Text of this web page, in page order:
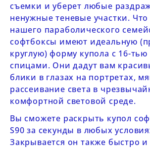
съемки и уберет любые
ненужные теневые участки. Что
нашего параболического
софтбоксы имеют идеальную
круглую) форму купола с 16-
спицами. Они дадут вам
блики в глазах на портретах,
рассеивание света в
комфортной световой среде.
Вы сможете раскрыть купол
S90за секунды в любых
Закрывается он также быстро и